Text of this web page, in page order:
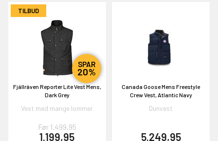
TILBUD
SPAR
20%
Fjällräven Reporter Lite Vest Mens,
Dark Grey
Vest med mange lommer
Før 1.499,95
1.199,95
Canada Goose Mens Freestyle
Crew Vest, Atlantic Navy
Dunvest
5.249,95